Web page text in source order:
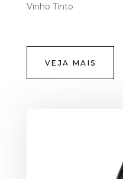
Vinho Tinto
VEJA MAIS